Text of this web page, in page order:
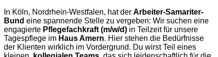
In Köln, Nordrhein-Westfalen, hat der Arbeiter-Samariter-
Bund eine spannende Stelle zu vergeben: Wir suchen eine
engagierte Pflegefachkraft (m/w/d) in Teilzeit für unsere
Tagespflege im Haus Amern. Hier stehen die Bedürfnisse
der Klienten wirklich im Vordergrund. Du wirst Teil eines